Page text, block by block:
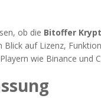
ob die Bitoffer
Blick auf Lizenz,
wie Binance und